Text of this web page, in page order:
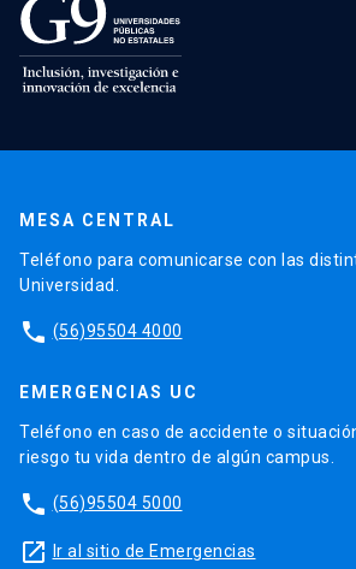
MESA CENTRAL
Teléfono para comunicarse con las
Universidad.
phone (56)95504 4000
EMERGENCIAS UC
Teléfono en caso de accidente o
riesgo tu vida dentro de algún campus.
phone (56)95504 5000
launch Ir al sitio de Emergencias